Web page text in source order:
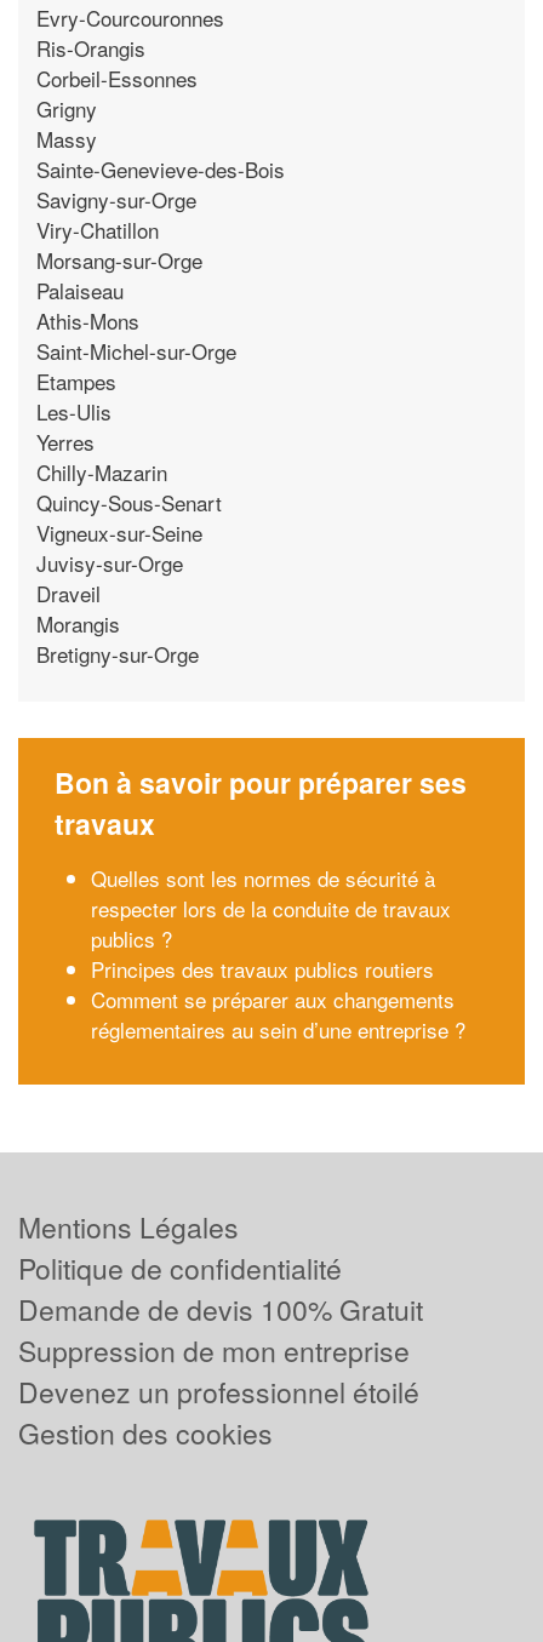
Evry-Courcouronnes
Ris-Orangis
Corbeil-Essonnes
Grigny
Massy
Sainte-Genevieve-des-Bois
Savigny-sur-Orge
Viry-Chatillon
Morsang-sur-Orge
Palaiseau
Athis-Mons
Saint-Michel-sur-Orge
Etampes
Les-Ulis
Yerres
Chilly-Mazarin
Quincy-Sous-Senart
Vigneux-sur-Seine
Juvisy-sur-Orge
Draveil
Morangis
Bretigny-sur-Orge
Bon à savoir pour préparer ses
travaux
Quelles sont les normes de sécurité à
respecter lors de la conduite de travaux
publics ?
Principes des travaux publics routiers
Comment se préparer aux changements
réglementaires au sein d’une entreprise ?
Mentions Légales
Politique de confidentialité
Demande de devis 100% Gratuit
Suppression de mon entreprise
Devenez un professionnel étoilé
Gestion des cookies